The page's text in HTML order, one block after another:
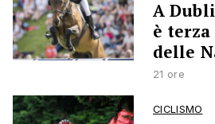
A
è
delle
21 ore
CICLISMO